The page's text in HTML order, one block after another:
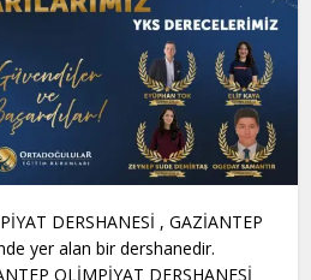
DERSHANESİ , GAZİANTEP
yer alan bir dershanedir.
OLİMPİYAT DERSHANESİ